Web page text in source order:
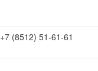
+7 (8512) 51-61-61